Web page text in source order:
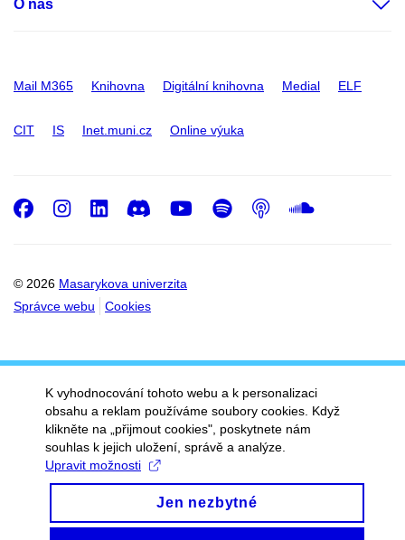
O nás
Mail M365 Knihovna Digitální knihovna Medial ELF
CIT IS Inet.muni.cz Online výuka
© 2026 Masarykova univerzita
Správce webu
Cookies
Facebook
Instagram
LinkedIn
DiscordYoutube
Spotify
Podcast
K vyhodnocování tohoto webu a k personalizaci
obsahu a reklam používáme soubory cookies. Když
klikněte na „přijmout cookies", poskytnete nám
souhlas k jejich uložení, správě a analýze.
Upravit možnosti
Jen nezbytné